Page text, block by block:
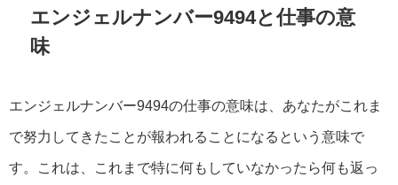
エンジェルナンバー9494と仕事の意
味
エンジェルナンバー9494の仕事の意味は、あなたがこれま
で努力してきたことが報われることになるという意味で
す。これは、これまで特に何もしていなかったら何も返っ